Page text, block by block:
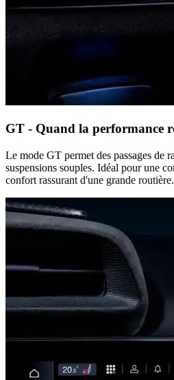
GT - Quand la performance
Le mode GT permet des passages de
suspensions souples. Idéal pour une
confort rassurant d'une grande routière.